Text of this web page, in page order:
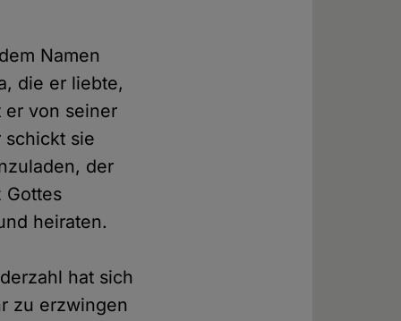
Namen
die er liebte,
er von seiner
schickt sie
der
Gottes
heiraten.
hat sich
zu erzwingen